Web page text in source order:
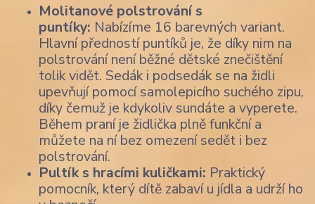
Molitanové polstrování s
puntíky: Nabízíme 16 barevných variant.
Hlavní předností puntíků je, že díky nim na
polstrování není běžné dětské znečištění
tolik vidět. Sedák i podsedák se na židli
upevňují pomocí samolepicího suchého zipu,
díky čemuž je kdykoliv sundáte a vyperete.
Během praní je židlička plně funkční a
můžete na ní bez omezení sedět i bez
polstrování.
Pultík s hracími kuličkami: Praktický
pomocník, který dítě zabaví u jídla a udrží ho